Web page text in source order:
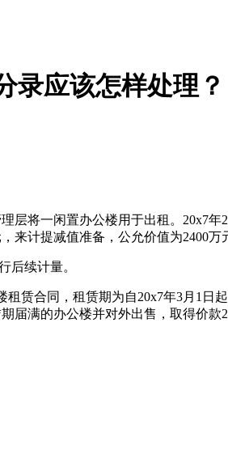
录应该怎样处理？
层将一闲置办公楼用于出租。20x7
来计提减值准备，公允价值为2400万
后续计量。
赁合同，租赁期为自20x7年3月1日
届满的办公楼并对外出售，取得价款